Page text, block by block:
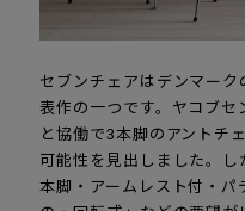
セブンチェアはデンマー
表作の一つです。ヤコブ
と協働で3本脚のアントチ
可能性を見出しました。
本脚・アームレスト付・パ